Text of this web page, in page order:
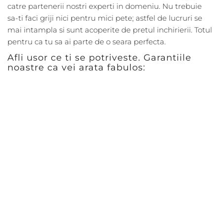
catre partenerii nostri experti in domeniu. Nu trebuie
sa-ti faci griji nici pentru mici pete; astfel de lucruri se
mai intampla si sunt acoperite de pretul inchirierii. Totul
pentru ca tu sa ai parte de o seara perfecta.
Afli usor ce ti se potriveste. Garantiile
noastre ca vei arata fabulos: